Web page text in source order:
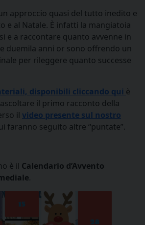
approccio quasi del tutto inedito e
e al Natale. È infatti la mangiatoia
e a raccontare quanto avvenne in
duemila anni or sono offrendo un
per rileggere quanto successe
disponibili cliccando qui è
il primo racconto della
il video presente sul nostro
faranno seguito altre “puntate”.
è il Calendario d’Avvento
.